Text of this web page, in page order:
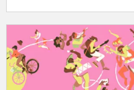
Le Concert de Paris du 14
Eiffel toujours en direct sur
le monde entier